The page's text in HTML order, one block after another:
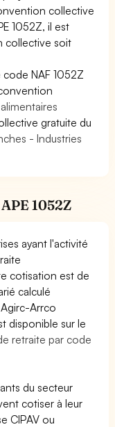
collective
1052Z, il est
collective soit
NAF 1052Z
gratuite du
- Industries
1052Z
ayant l'activité
cotisation est de
calculé
Arrco
disponible sur le
retraite par code
du secteur
cotiser à leur
CIPAV ou